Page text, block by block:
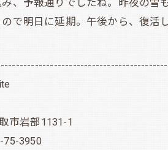
、予報通りでしたね。昨夜の雪
で明日に延期。午後から、復活
市岩部1131-1
75-3950